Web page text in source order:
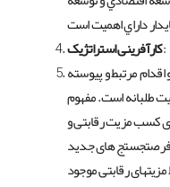
داراي اهمیت است
کارآفرینی استراتژیک:
مرتبط و پیوسته
طلبانه است. مفهوم
کسب مزیت رقابتی و
فرصتجستج های جدید
رقابتی موجود